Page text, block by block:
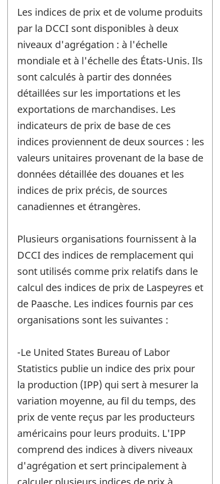
Les indices de prix et de volume produits
par la DCCI sont disponibles à deux
niveaux d'agrégation : à l'échelle
mondiale et à l'échelle des États-Unis. Ils
sont calculés à partir des données
détaillées sur les importations et les
exportations de marchandises. Les
indicateurs de prix de base de ces
indices proviennent de deux sources : les
valeurs unitaires provenant de la base de
données détaillée des douanes et les
indices de prix précis, de sources
canadiennes et étrangères.
Plusieurs organisations fournissent à la
DCCI des indices de remplacement qui
sont utilisés comme prix relatifs dans le
calcul des indices de prix de Laspeyres et
de Paasche. Les indices fournis par ces
organisations sont les suivantes :
-Le United States Bureau of Labor
Statistics publie un indice des prix pour
la production (IPP) qui sert à mesurer la
variation moyenne, au fil du temps, des
prix de vente reçus par les producteurs
américains pour leurs produits. L'IPP
comprend des indices à divers niveaux
d'agrégation et sert principalement à